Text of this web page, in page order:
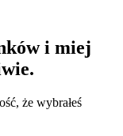
i miej
że wybrałeś